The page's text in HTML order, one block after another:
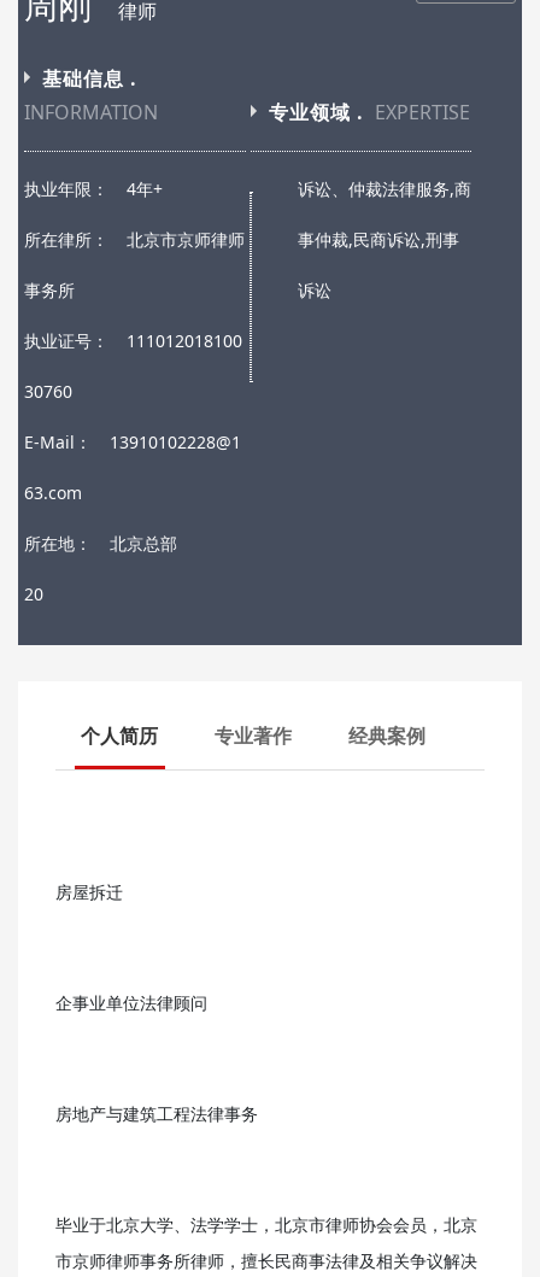
律师
基础信息 .
INFORMATION
专业领域 . EXPERTISE
执业年限： 4年+
所在律所： 北京市京师律师
事务所
执业证号： 111012018100
30760
E-Mail： 13910102228@1
63.com
所在地： 北京总部
20
诉讼、仲裁法律服务,商
事仲裁,民商诉讼,刑事
诉讼
个人简历 专业著作 经典案例
房屋拆迁
企事业单位法律顾问
房地产与建筑工程法律事务
毕业于北京大学、法学学士，北京市律师协会会员，北京
市京师律师事务所律师，擅长民商事法律及相关争议解决